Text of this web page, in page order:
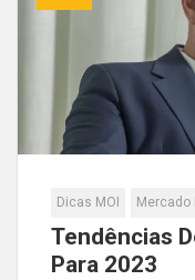
Dicas MOI Mercado
Tendências
Para 2023